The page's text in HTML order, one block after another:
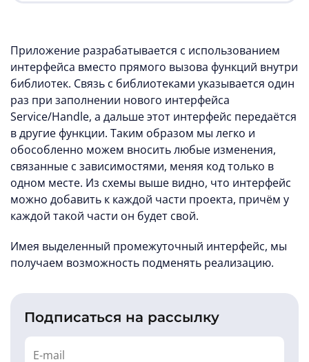
Приложение разрабатывается с использованием
интерфейса вместо прямого вызова функций внутри
библиотек. Связь с библиотеками указывается один
раз при заполнении нового интерфейса
Service/Handle, а дальше этот интерфейс передаётся
в другие функции. Таким образом мы легко и
обособленно можем вносить любые изменения,
связанные с зависимостями, меняя код только в
одном месте. Из схемы выше видно, что интерфейс
можно добавить к каждой части проекта, причём у
каждой такой части он будет свой.
Имея выделенный промежуточный интерфейс, мы
получаем возможность подменять реализацию.
Подписаться на рассылку